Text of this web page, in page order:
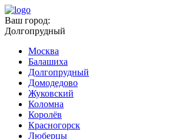
Ваш город:
Долгопрудный
Москва
Балашиха
Долгопрудный
Домодедово
Жуковский
Коломна
Королёв
Красногорск
Люберцы